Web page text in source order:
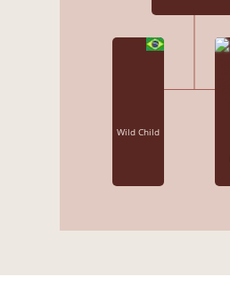
Wild Child